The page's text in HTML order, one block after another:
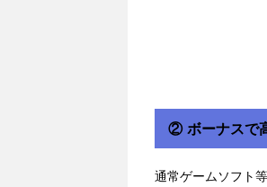
② ボーナスで
通常ゲームソフト